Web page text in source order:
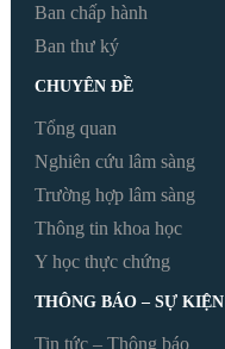
Ban chấp hành
Ban thư ký
CHUYÊN ĐỀ
Tổng quan
Nghiên cứu lâm sàng
Trường hợp lâm sàng
Thông tin khoa học
Y học thực chứng
THÔNG BÁO – SỰ KIỆN
Tin tức – Thông báo